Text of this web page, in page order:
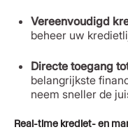
Vereenvoudigd
beheer uw
Directe toegang
belangrijkste
neem sneller de
Real-time krediet- en